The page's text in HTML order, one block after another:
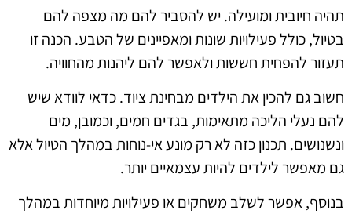
תהיה חיובית ומועילה. יש להסביר להם מה מצפה להם
בטיול, כולל פעילויות שונות ומאפיינים של הטבע. הכנה זו
תעזור להפחית חששות ולאפשר להם ליהנות מהחוויה.
חשוב גם להכין את הילדים מבחינת ציוד. כדאי לוודא שיש
להם נעלי הליכה מתאימות, בגדים חמים, וכמובן, מים
ונשנושים. תכנון כזה לא רק מונע אי-נוחות במהלך הטיול אלא
גם מאפשר לילדים להיות עצמאיים יותר.
בנוסף, אפשר לשלב משחקים או פעילויות מיוחדות במהלך